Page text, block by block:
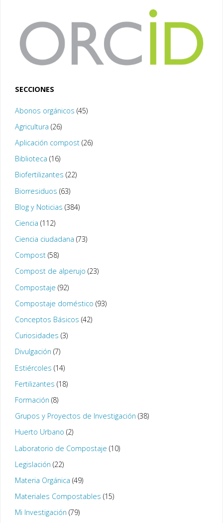
SECCIONES
Abonos orgánicos (45)
Agricultura (26)
Aplicación compost(26)
Biblioteca (16)
Biofertilizantes (22)
Biorresiduos (63)
Blog y Noticias (384)
Ciencia (112)
Ciencia ciudadana (73)
Compost(58)
Compost de alperujo (23)
Compostaje (92)
Compostaje doméstico (93)
Conceptos Básicos (42)
Curiosidades (3)
Divulgación (7)
Estiércoles (14)
Fertilizantes (18)
Formación (8)
Grupos y Proyectos de Investigación (38)
Huerto Urbano (2)
Laboratorio de Compostaje (10)
Legislación (22)
Materia Orgánica (49)
Materiales Compostables (15)
Mi Investigación (79)